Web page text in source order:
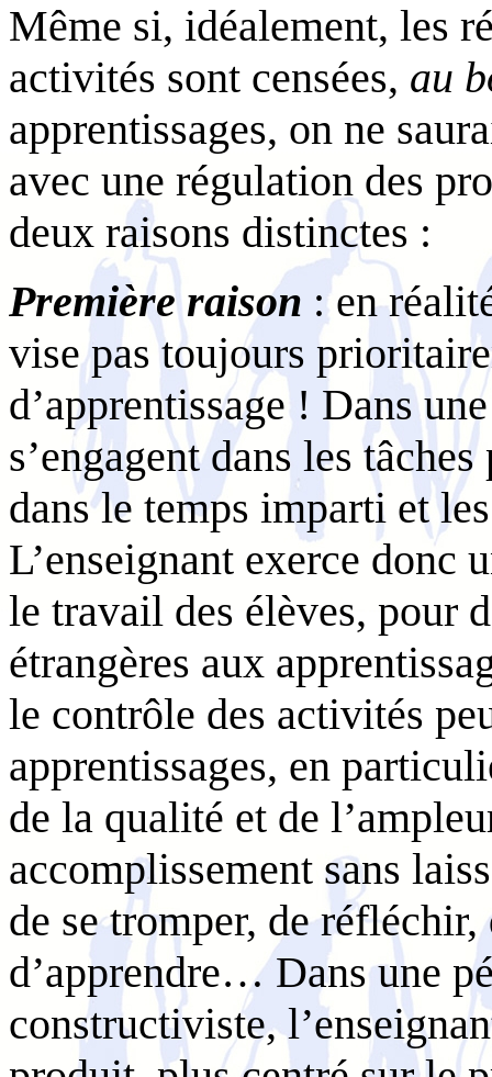
Même si, idéalement, les
activités sont censées, au
apprentissages, on ne
avec une régulation des
deux raisons distinctes :
Première raison : en
vise pas toujours
d’apprentissage ! Dans
s’engagent dans les
dans le temps imparti et
L’enseignant exerce donc
le travail des élèves, pour
étrangères aux
le contrôle des activités
apprentissages, en
de la qualité et de
accomplissement sans
de se tromper, de
d’apprendre… Dans une
constructiviste,